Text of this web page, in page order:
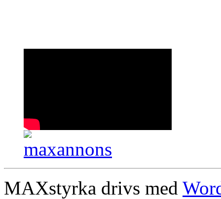
MAXstyrka drivs med